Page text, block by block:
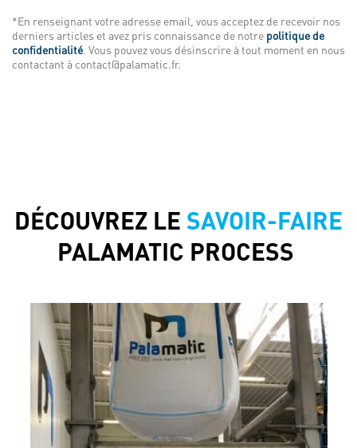
*En renseignant votre adresse email, vous acceptez de recevoir nos
derniers articles et avez pris connaissance de notre politique de
confidentialité. Vous pouvez vous désinscrire à tout moment en nous
contactant à contact@palamatic.fr.
DÉCOUVREZ LE SAVOIR-FAIRE
PALAMATIC PROCESS